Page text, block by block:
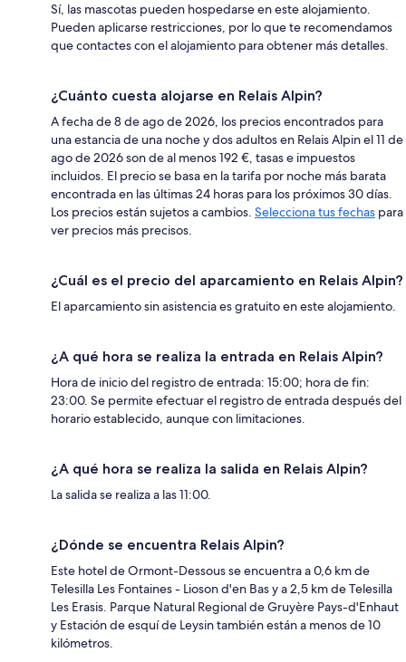
Sí, las mascotas pueden hospedarse en este alojamiento.
Pueden aplicarse restricciones, por lo que te recomendamos
que contactes con el alojamiento para obtener más detalles.
¿Cuánto cuesta alojarse en Relais Alpin?
A fecha de 8 de ago de 2026, los precios encontrados para
una estancia de una noche y dos adultos en Relais Alpin el 11 de
ago de 2026 son de al menos 192 €, tasas e impuestos
incluidos. El precio se basa en la tarifa por noche más barata
encontrada en las últimas 24 horas para los próximos 30 días.
Los precios están sujetos a cambios. Selecciona tus fechas para
ver precios más precisos.
¿Cuál es el precio del aparcamiento en Relais Alpin?
El aparcamiento sin asistencia es gratuito en este alojamiento.
¿A qué hora se realiza la entrada en Relais Alpin?
Hora de inicio del registro de entrada: 15:00; hora de fin:
23:00. Se permite efectuar el registro de entrada después del
horario establecido, aunque con limitaciones.
¿A qué hora se realiza la salida en Relais Alpin?
La salida se realiza a las 11:00.
¿Dónde se encuentra Relais Alpin?
Este hotel de Ormont-Dessous se encuentra a 0,6 km de
Telesilla Les Fontaines - Lioson d'en Bas y a 2,5 km de Telesilla
Les Erasis. Parque Natural Regional de Gruyère Pays-d'Enhaut
y Estación de esquí de Leysin también están a menos de 10
kilómetros.